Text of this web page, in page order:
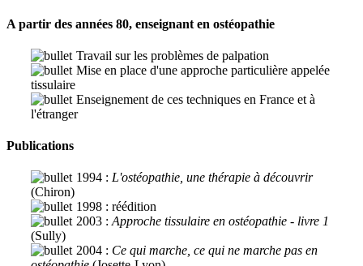
A partir des années 80, enseignant en ostéopathie
Travail sur les problèmes de palpation
Mise en place d'une approche particulière appelée
tissulaire
Enseignement de ces techniques en France et à
l'étranger
Publications
1994 : L'ostéopathie, une thérapie à découvrir
(Chiron)
1998 : réédition
2003 :Approche tissulaire en ostéopathie - livre 1
(Sully)
2004 : Ce qui marche, ce qui ne marche pas en